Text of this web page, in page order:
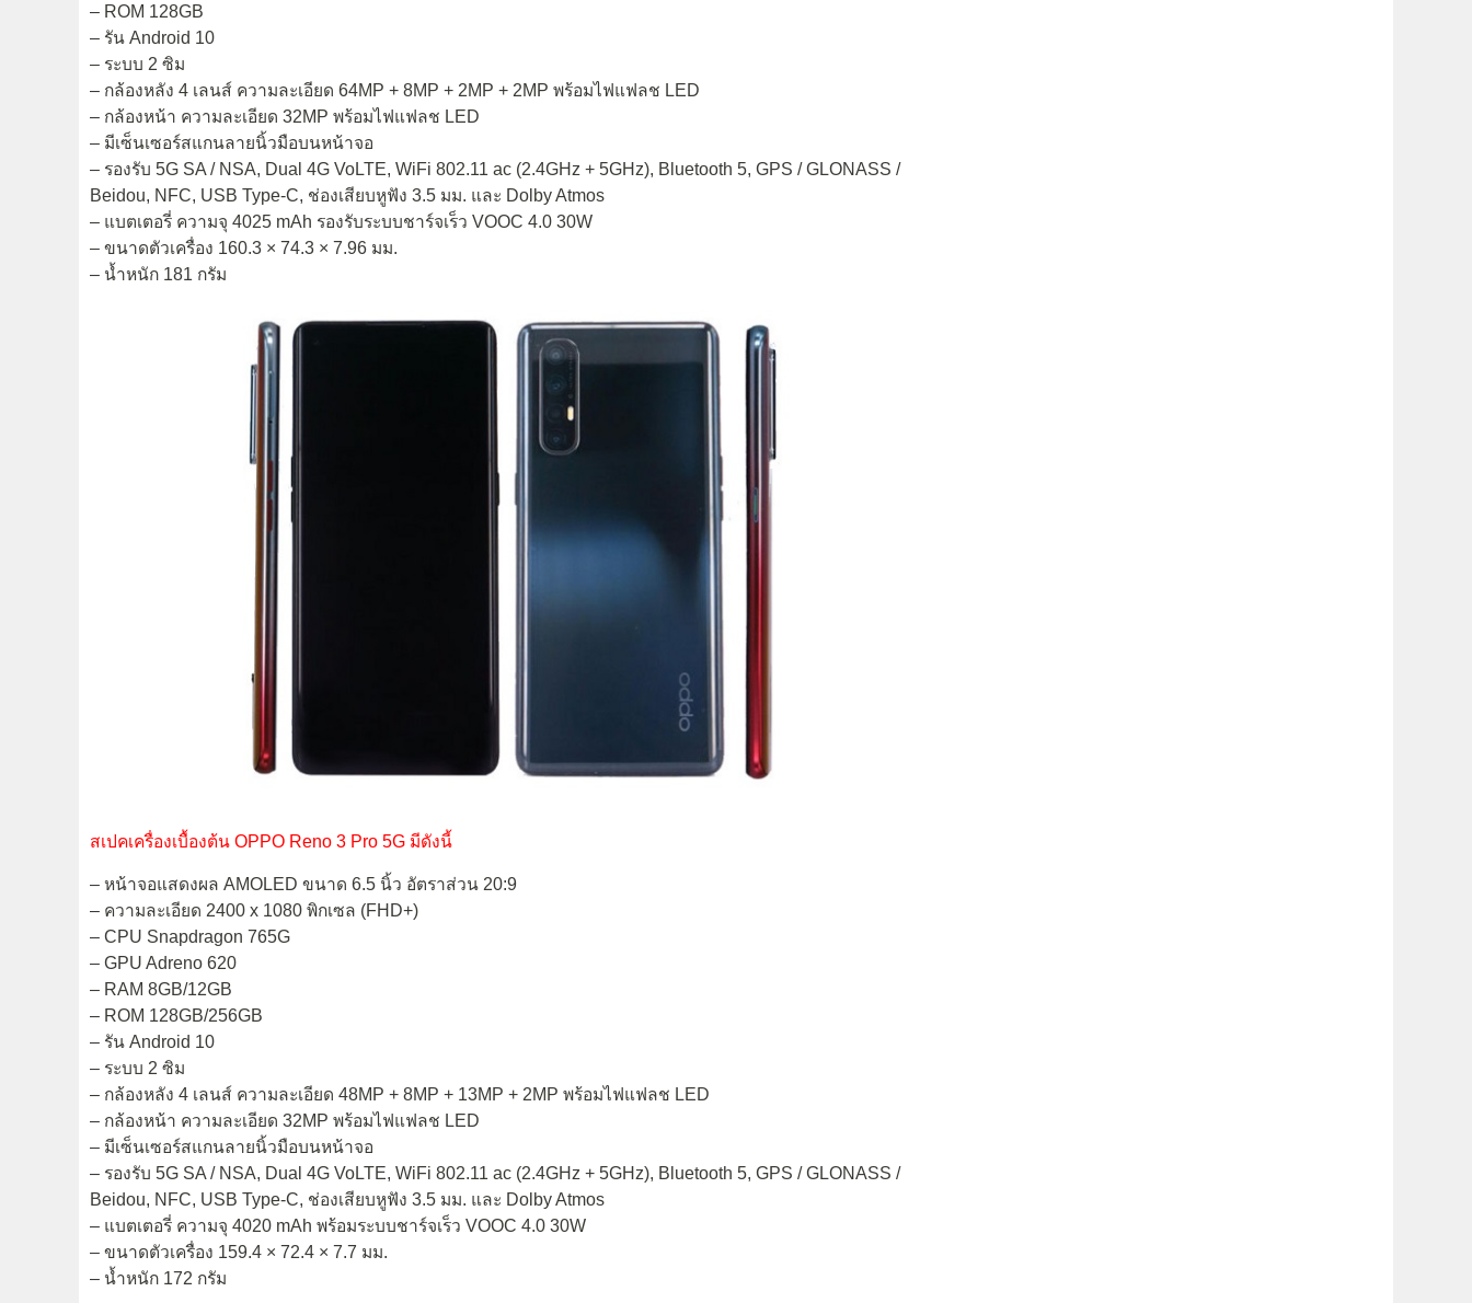
– ROM 128GB
– รัน Android 10
– ระบบ 2 ซิม
– กล้องหลัง 4 เลนส์ ความละเอียด 64MP + 8MP + 2MP + 2MP พร้อมไฟแฟลช LED
– กล้องหน้า ความละเอียด 32MP พร้อมไฟแฟลช LED
– มีเซ็นเซอร์สแกนลายนิ้วมือบนหน้าจอ
– รองรับ 5G SA / NSA, Dual 4G VoLTE, WiFi 802.11 ac (2.4GHz + 5GHz), Bluetooth 5, GPS / GLONASS /
Beidou, NFC, USB Type-C, ช่องเสียบหูฟัง 3.5 มม. และ Dolby Atmos
– แบตเตอรี่ ความจุ 4025 mAh รองรับระบบชาร์จเร็ว VOOC 4.0 30W
– ขนาดตัวเครื่อง 160.3 × 74.3 × 7.96 มม.
– น้ำหนัก 181 กรัม
สเปคเครื่องเบื้องต้น OPPO Reno 3 Pro 5G มีดังนี้
– หน้าจอแสดงผล AMOLED ขนาด 6.5 นิ้ว อัตราส่วน 20:9
– ความละเอียด 2400 x 1080 พิกเซล (FHD+)
– CPU Snapdragon 765G
– GPU Adreno 620
– RAM 8GB/12GB
– ROM 128GB/256GB
– รัน Android 10
– ระบบ 2 ซิม
– กล้องหลัง 4 เลนส์ ความละเอียด 48MP + 8MP + 13MP + 2MP พร้อมไฟแฟลช LED
– กล้องหน้า ความละเอียด 32MP พร้อมไฟแฟลช LED
– มีเซ็นเซอร์สแกนลายนิ้วมือบนหน้าจอ
– รองรับ 5G SA / NSA, Dual 4G VoLTE, WiFi 802.11 ac (2.4GHz + 5GHz), Bluetooth 5, GPS / GLONASS /
Beidou, NFC, USB Type-C, ช่องเสียบหูฟัง 3.5 มม. และ Dolby Atmos
– แบตเตอรี่ ความจุ 4020 mAh พร้อมระบบชาร์จเร็ว VOOC 4.0 30W
– ขนาดตัวเครื่อง 159.4 × 72.4 × 7.7 มม.
– น้ำหนัก 172 กรัม